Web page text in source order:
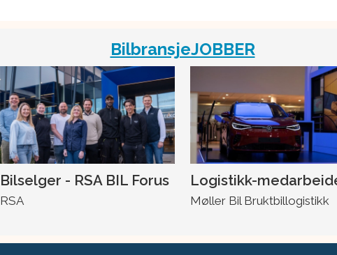
BilbransjeJOBBER
Bilselger - RSA BIL Forus
RSA
Logistikk-
Møller Bil Bruktbillogistikk